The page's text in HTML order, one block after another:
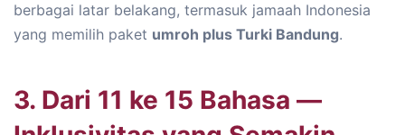
berbagai latar belakang, termasuk jamaah Indonesia
yang memilih paket umroh plus Turki Bandung.
3. Dari 11 ke 15 Bahasa —